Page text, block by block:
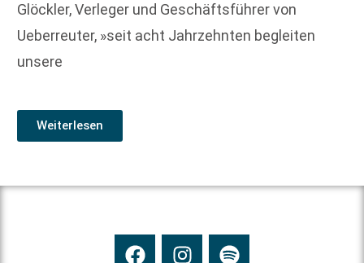
Glöckler, Verleger und Geschäftsführer von
Ueberreuter, »seit acht Jahrzehnten begleiten
unsere
Weiterlesen